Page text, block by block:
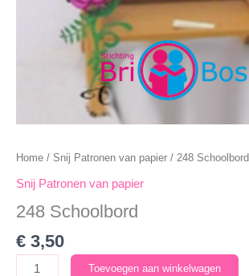
Home / Snij Patronen van papier / 248 Schoolbord
Snij Patronen van papier
248 Schoolbord
€ 3,50
Toevoegen aan winkelwagen